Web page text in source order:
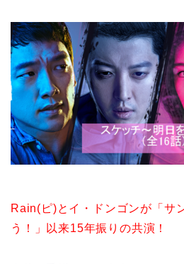
Rain(ピ)とイ・ドンゴンが「サ
う！」以来15年振りの共演！